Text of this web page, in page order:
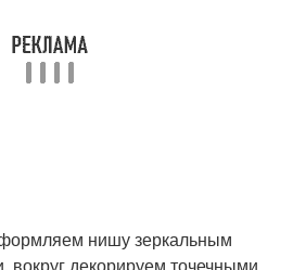
нишу зеркальным